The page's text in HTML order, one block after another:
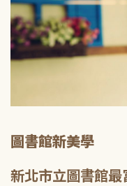
圖書館新美學
新北市立圖書館